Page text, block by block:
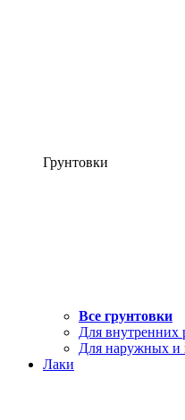
Грунтовки
Все грунтовки
Для внутренних
Для наружных и
Лаки